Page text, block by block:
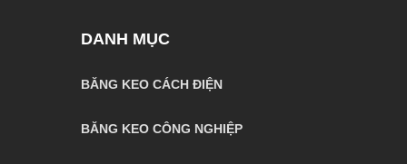
DANH MỤC
BĂNG KEO CÁCH ĐIỆN
BĂNG KEO CÔNG NGHIỆP